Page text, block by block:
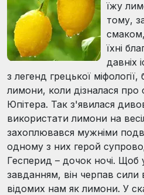
їжу
тому,
їхні
давніх
з легенд грецької міфології,
лимони, коли дізналася
Юпітера. Так з'явилася
використати лимони на
захоплювався мужніми
одному з них герой
Гесперид – дочок ночі. Щоб
завданням, він черпав сили
відомих нам як лимони. У